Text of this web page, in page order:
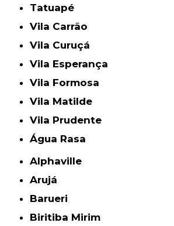
Tatuapé
Vila Carrão
Vila Curuçá
Vila Esperança
Vila Formosa
Vila Matilde
Vila Prudente
Água Rasa
Alphaville
Arujá
Barueri
Biritiba Mirim